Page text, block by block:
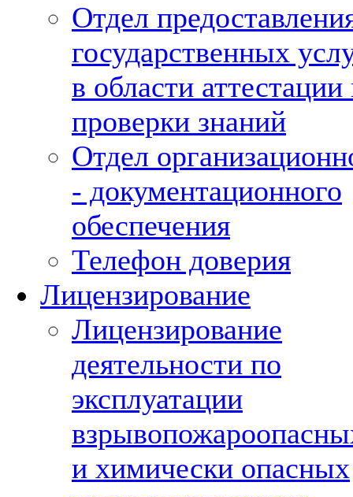
Отдел
государственных
в области аттестации
проверки знаний
Отдел
- документационного
обеспечения
Телефон доверия
Лицензирование
Лицензирование
деятельности по
эксплуатации
и химически опасных